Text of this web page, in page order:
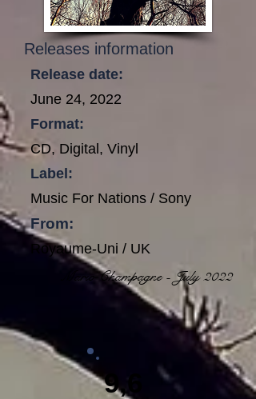
Releases information
Release date:
June 24, 2022
Format:
CD, Digital, Vinyl
Label:
Music For Nations / Sony
From:
Royaume-Uni / UK
Mario Champagne - July 2022
9,6